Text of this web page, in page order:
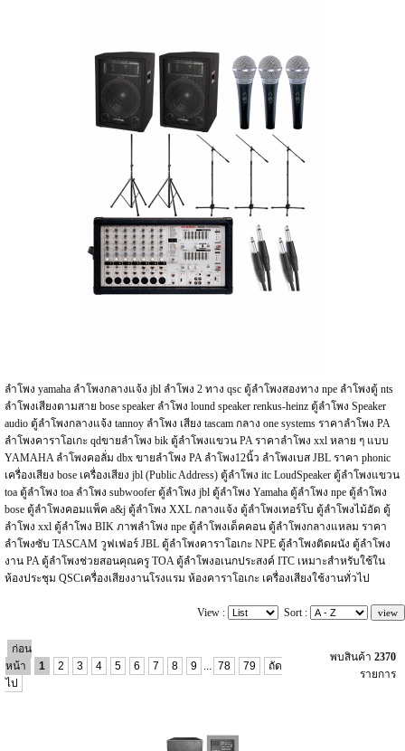
ลำโพง yamaha ลำโพงกลางแจ้ง jbl ลำโพง 2 ทาง qsc ตู้ลำโพงสองทาง npe ลำโพงตู้ nts
ลำโพงเสียงตามสาย bose speaker ลำโพง lound speaker renkus-heinz ตู้ลำโพง Speaker
audio ตู้ลำโพงกลางแจ้ง tannoy ลำโพง เสียง tascam กลาง one systems ราคาลำโพง PA
ลําโพงคาราโอเกะ qdขายลำโพง bik ตู้ลำโพงแขวน PA ราคาลําโพง xxl หลาย ๆ แบบ
YAMAHA ลำโพงคอลั่ม dbx ขายลำโพง PA ลำโพง12นิ้ว ลำโพงเบส JBL ราคา phonic
เครื่องเสียง bose เครื่องเสียง jbl (Public Address) ตู้ลำโพง itc LoudSpeaker ตู้ลำโพงแขวน
toa ตู้ลำโพง toa ลำโพง subwoofer ตู้ลำโพง jbl ตู้ลำโพง Yamaha ตู้ลำโพง npe ตู้ลำโพง
bose ตู้ลำโพงคอมแพ็ค a&j ตู้ลำโพง XXL กลางแจ้ง ตู้ลำโพงเทอร์โบ ตู้ลำโพงไม้อัด ตู้
ลำโพง xxl ตู้ลำโพง BIK ภาพลำโพง npe ตู้ลำโพงเด็คคอน ตู้ลำโพงกลางแหลม ราคา
ลำโพงซับ TASCAM วูฟเฟอร์ JBL ตู้ลำโพงคาราโอเกะ NPE ตู้ลำโพงติดผนัง ตู้ลำโพง
งาน PA ตู้ลำโพงช่วยสอนคุณครู TOA ตู้ลำโพงอเนกประสงค์ ITC เหมาะสำหรับใช้ใน
ห้องประชุม QSCเครื่องเสียงงานโรงแรม ห้องคาราโอเกะ เครื่องเสียงใช้งานทั่วไป
View : Sort :
ก่อน
หน้า
1 2 3 4 5 6 7 8 9 78 79
ถัด
ไป
พบสินค้า 2370
รายการ